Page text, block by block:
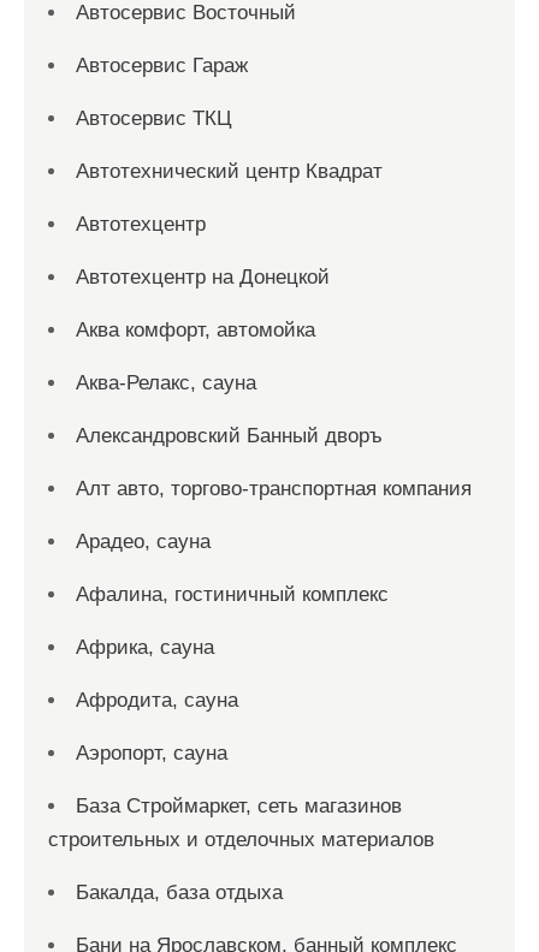
Автосервис Восточный
Автосервис Гараж
Автосервис ТКЦ
Автотехнический центр Квадрат
Автотехцентр
Автотехцентр на Донецкой
Аква комфорт, автомойка
Аква-Релакс, сауна
Александровский Банный дворъ
Алт авто, торгово-транспортная компания
Арадео, сауна
Афалина, гостиничный комплекс
Африка, сауна
Афродита, сауна
Аэропорт, сауна
База Строймаркет, сеть магазинов
строительных и отделочных материалов
Бакалда, база отдыха
Бани на Ярославском, банный комплекс